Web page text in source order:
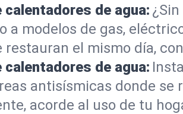
calentadores de agua:
a modelos de gas,
restauran el mismo día,
de agua:
antisísmicas donde
acorde al uso de tu